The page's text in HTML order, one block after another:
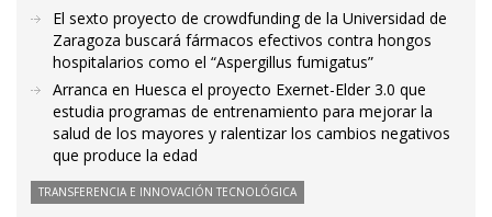
El sexto proyecto de crowdfunding de la Universidad de
Zaragoza buscará fármacos efectivos contra hongos
hospitalarios como el “Aspergillus fumigatus”
Arranca en Huesca el proyecto Exernet-Elder 3.0 que
estudia programas de entrenamiento para mejorar la
salud de los mayores y ralentizar los cambios negativos
que produce la edad
TRANSFERENCIA E INNOVACIÓN TECNOLÓGICA